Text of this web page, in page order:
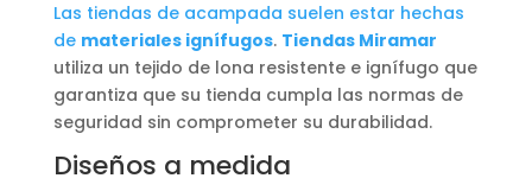
Las tiendas de acampada suelen estar hechas
de materiales ignífugos. Tiendas Miramar
utiliza un tejido de lona resistente e ignífugo que
garantiza que su tienda cumpla las normas de
seguridad sin comprometer su durabilidad.
Diseños a medida